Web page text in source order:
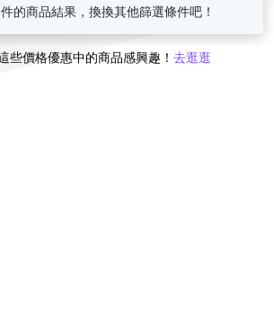
或
些價格優惠中的商品感興趣！ 去逛逛
的商品結果，換換其他篩選條件吧！